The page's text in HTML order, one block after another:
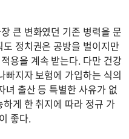
큰 변화였던 기존 병력을 문
정치권은 공방을 벌이지만
용을 계속 받는다. 다만 건강
빠지자 보험에 가입하는 식의
녀 출산 등 특별한 사유가 없
게 한 취지에 따라 정규 가
좋다.